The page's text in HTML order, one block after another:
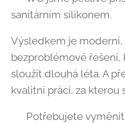
sanitárním silikonem.
Výsledkem je
bezproblémové řešení,
sloužit dlouhá léta. A
kvalitní práci, za kterou
📞 Potřebujete